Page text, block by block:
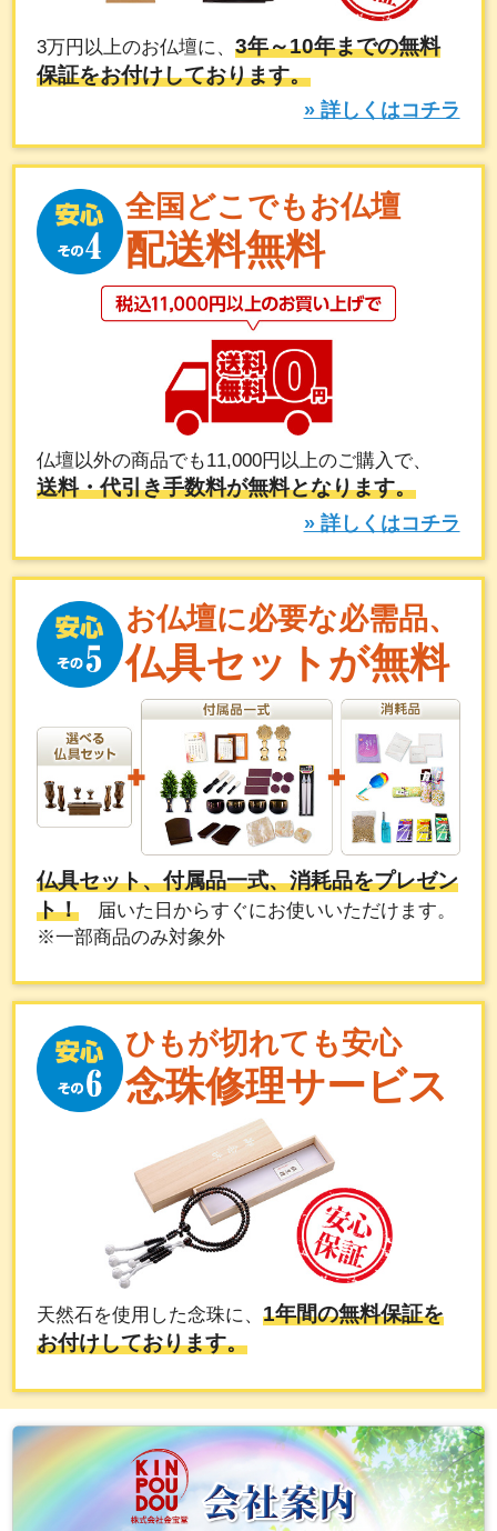
3万円以上のお仏壇に、3年～10年までの無料
保証をお付けしております。
» 詳しくはコチラ
全国どこでもお仏壇
配送料無料
仏壇以外の商品でも11,000円以上のご購入で、
送料・代引き手数料が無料となります。
» 詳しくはコチラ
お仏壇に必要な必需品、
仏具セットが無料
仏具セット、付属品一式、消耗品をプレゼン
ト！ 届いた日からすぐにお使いいただけます。
※一部商品のみ対象外
ひもが切れても安心
念珠修理サービス
天然石を使用した念珠に、1年間の無料保証を
お付けしております。